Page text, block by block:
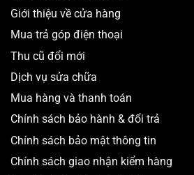
Giới thiệu về cửa hàng
Mua trả góp điện thoại
Thu cũ đổi mới
Dịch vụ sửa chữa
Mua hàng và thanh toán
Chính sách bảo hành & đổi trả
Chính sách bảo mật thông tin
Chính sách giao nhận kiểm hàng